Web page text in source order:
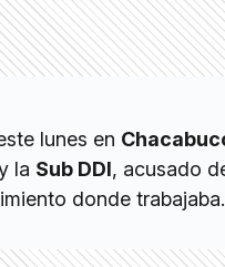
lunes en
la Sub DDI, acusado
donde trabajaba.